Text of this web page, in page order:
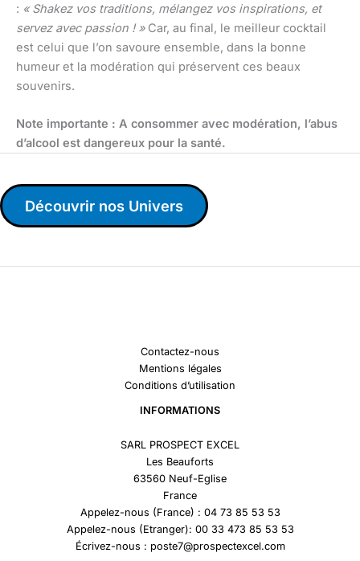
: « Shakez vos traditions, mélangez vos inspirations, et
servez avec passion ! »Car, au final, le meilleur cocktail
est celui que l’on savoure ensemble, dans la bonne
humeur et la modération qui préservent ces beaux
souvenirs.
Note importante : A consommer avec modération, l’abus
d’alcool est dangereux pour la santé.
Découvrir nos Univers
Contactez-nous
Mentions légales
Conditions d’utilisation
INFORMATIONS
SARL PROSPECT EXCEL
Les Beauforts
63560 Neuf-Eglise
France
Appelez-nous (France) : 04 73 85 53 53
Appelez-nous (Etranger): 00 33 473 85 53 53
Écrivez-nous : poste7@prospectexcel.com